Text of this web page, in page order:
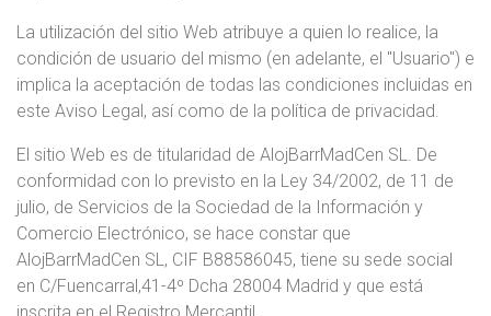
La utilización del sitio Web atribuye a quien lo realice, la
condición de usuario del mismo (en adelante, el "Usuario") e
implica la aceptación de todas las condiciones incluidas en
este Aviso Legal, así como de la política de privacidad.
El sitio Web es de titularidad de AlojBarrMadCen SL. De
conformidad con lo previsto en la Ley 34/2002, de 11 de
julio, de Servicios de la Sociedad de la Información y
Comercio Electrónico, se hace constar que
AlojBarrMadCen SL, CIF B88586045, tiene su sede social
en C/Fuencarral,41-4º Dcha 28004 Madrid y que está